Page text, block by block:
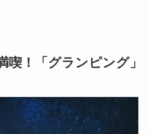
喫！「グランピング」